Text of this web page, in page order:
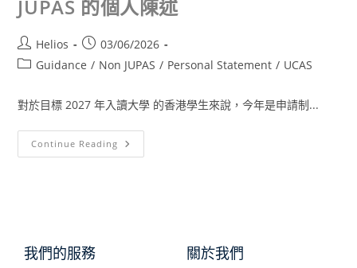
JUPAS 的個人陳述
Helios
03/06/2026
Guidance / Non JUPAS / Personal Statement / UCAS
對於目標 2027 年入讀大學 的香港學生來說，今年是申請制...
Continue Reading
我們的服務 關於我們